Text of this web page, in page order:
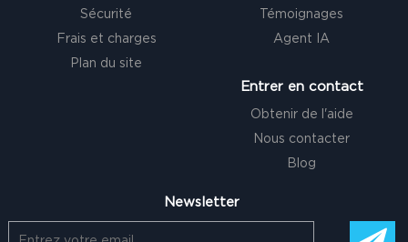
Sécurité
Frais et charges
Plan du site
Témoignages
Agent IA
Entrer en contact
Obtenir de l'aide
Nous contacter
Blog
Newsletter